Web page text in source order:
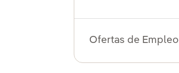
Ofertas de Empleo